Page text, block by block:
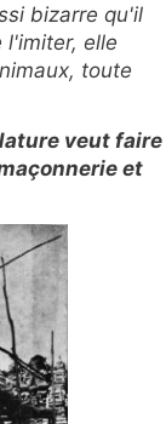
bizarre qu'il
l'imiter, elle
toute
veut faire
et